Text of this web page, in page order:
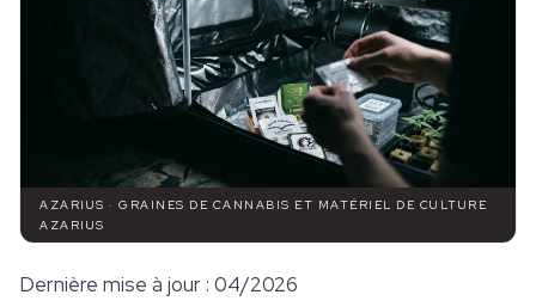
AZARIUS · GRAINES DE CANNABIS ET MATÉRIEL DE CULTURE
AZARIUS
Dernière mise à jour : 04/2026